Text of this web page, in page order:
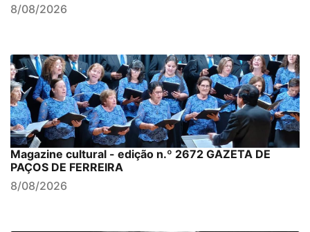
8/08/2026
Magazine cultural - edição n.º 2672 GAZETA DE
PAÇOS DE FERREIRA
8/08/2026